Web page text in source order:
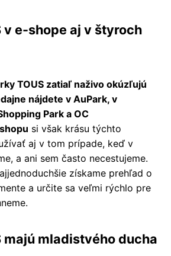
v e-shope aj v štyroch
TOUS zatiaľ naživo okúzľujú
nájdete v AuPark, v
Park a OC
si však krásu týchto
aj v tom prípade, keď v
a ani sem často necestujeme.
získame prehľad o
a určite sa veľmi rýchlo pre
majú mladistvého ducha